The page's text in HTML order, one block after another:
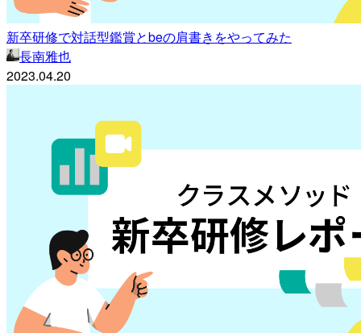
新卒研修で対話型鑑賞とbeの肩書きをやってみた
長南雅也
2023.04.20